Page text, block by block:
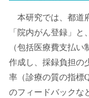
本研究では、都道
「院内がん登録」
（包括医療費支払
作成し、採録負担の
率（診療の質の指標
のフィードバックな